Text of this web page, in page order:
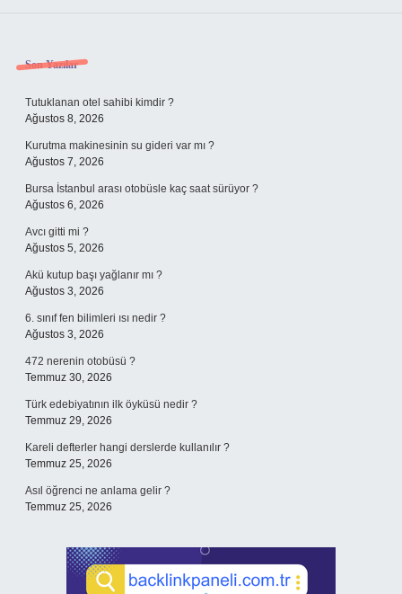
Sidebar
Son Yazılar
Tutuklanan otel sahibi kimdir ?
Ağustos 8, 2026
Kurutma makinesinin su gideri var mı ?
Ağustos 7, 2026
Bursa İstanbul arası otobüsle kaç saat sürüyor ?
Ağustos 6, 2026
Avcı gitti mi ?
Ağustos 5, 2026
Akü kutup başı yağlanır mı ?
Ağustos 3, 2026
6. sınıf fen bilimleri ısı nedir ?
Ağustos 3, 2026
472 nerenin otobüsü ?
Temmuz 30, 2026
Türk edebiyatının ilk öyküsü nedir ?
Temmuz 29, 2026
Kareli defterler hangi derslerde kullanılır ?
Temmuz 25, 2026
Asıl öğrenci ne anlama gelir ?
Temmuz 25, 2026